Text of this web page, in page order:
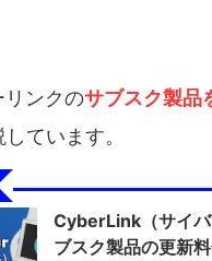
ンクのサブスク製品
ています。
CyberLink（サイ
ブスク製品の更新